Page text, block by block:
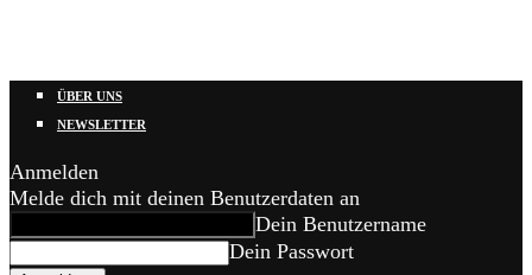
ÜBER UNS
NEWSLETTER
Anmelden
Melde dich mit deinen Benutzerdaten an
Dein Benutzername
Dein Passwort